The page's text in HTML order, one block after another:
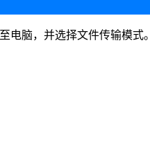
电脑，并选择文件传输模式。